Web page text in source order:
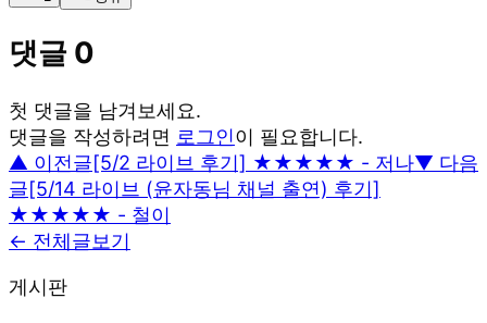
댓글 0
첫 댓글을 남겨보세요.
댓글을 작성하려면 로그인이 필요합니다.
▲ 이전글[5/2 라이브 후기] ★★★★★ - 저나▼ 다음
글[5/14 라이브 (윤자동님 채널 출연) 후기]
★★★★★ - 철이
← 전체글보기
게시판